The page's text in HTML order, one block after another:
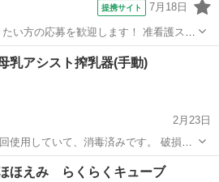
提携サイト 7月18日
応募を歓迎します！ 准看護スタ
日のみ/週2～/施設未経
なし、残業なし!仕事もプライベートも
乳アシスト搾乳器(手動)
2月23日
使用していて、消毒済みです。 破損や
ーパックもお付けします。 写真2枚
感のプラスチック製哺乳瓶付きです。
ベビー用品 フリーザー
ほえみ らくらくキューブ